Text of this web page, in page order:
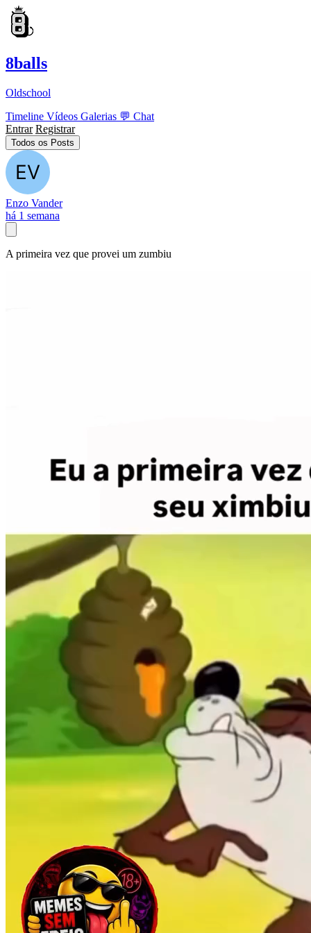
8balls
Oldschool
Timeline Vídeos Galerias 💬 Chat
Entrar Registrar
Todos os Posts
Enzo Vander
há 1 semana
A primeira vez que provei um zumbiu